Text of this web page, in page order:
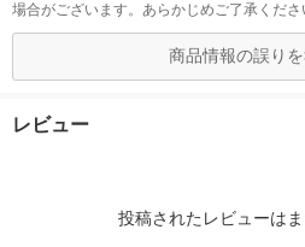
場合がございます。あらかじめご了承くださ
商品情報の誤り
レビュー
投稿されたレビューはま